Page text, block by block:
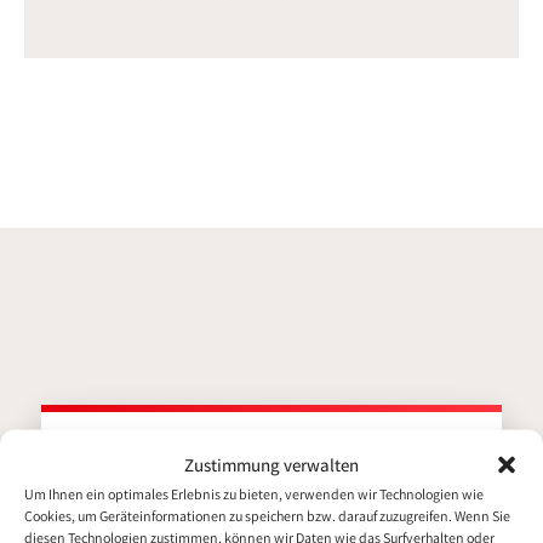
Zustimmung verwalten
Um Ihnen ein optimales Erlebnis zu bieten, verwenden wir Technologien wie
Cookies, um Geräteinformationen zu speichern bzw. darauf zuzugreifen. Wenn Sie
diesen Technologien zustimmen, können wir Daten wie das Surfverhalten oder
(m/w/d)